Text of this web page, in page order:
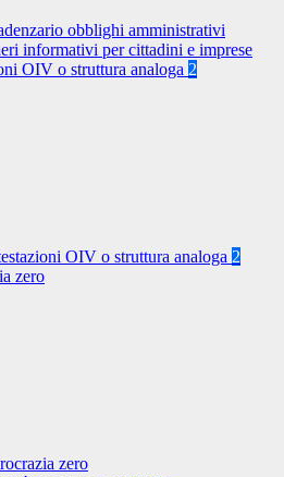
obblighi amministrativi
informativi per cittadini e imprese
OIV o struttura analoga 2
OIV o struttura analoga 2
zero
zero